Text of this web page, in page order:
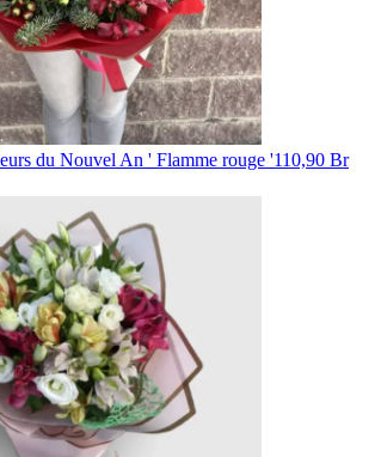
du Nouvel An ' Flamme rouge '110,90 Br